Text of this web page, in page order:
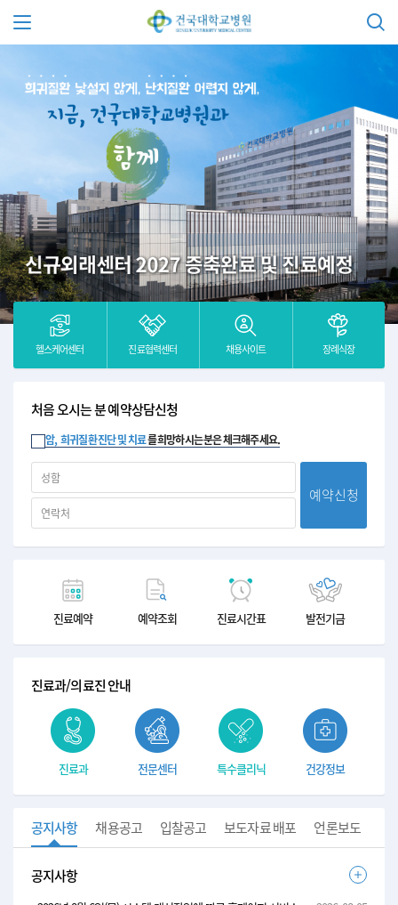
건국대학교병원
헬스케어센터 진료협력센터 채용사이트 장례식장
처음 오시는 분 예약상담신청
암, 희귀질환 진단 및 치료를 희망하시는 분은 체크해주세요.
예약신청
진료예약 예약조회 진료시간표 발전기금
진료과/의료진 안내
진료과 전문센터 특수클리닉 건강정보
공지사항 채용공고 입찰공고 보도자료 배포 언론보도
공지사항